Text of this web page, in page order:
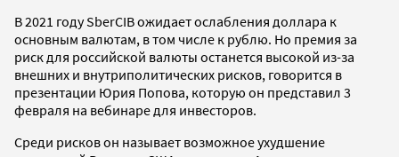
В 2021 году SberCIB ожидает ослабления доллара к
основным валютам, в том числе к рублю. Но премия за
риск для российской валюты останется высокой из-за
внешних и внутриполитических рисков, говорится в
презентации Юрия Попова, которую он представил 3
февраля на вебинаре для инвесторов.
Среди рисков он называет возможное ухудшение